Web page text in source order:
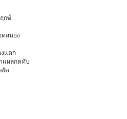
กษ์
สมอง
แตก
ผลกดทับ
ด